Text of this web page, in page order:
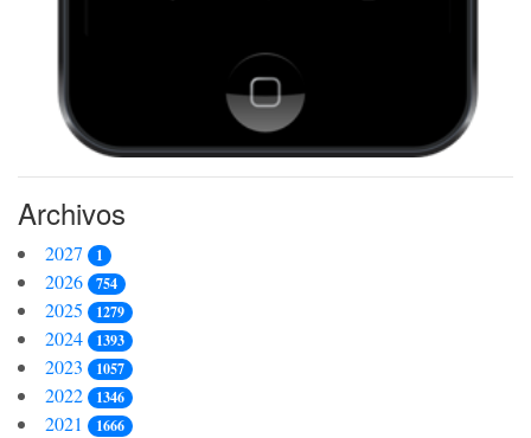
Archivos
2027 1
2026 754
2025 1279
2024 1393
2023 1057
2022 1346
2021 1666